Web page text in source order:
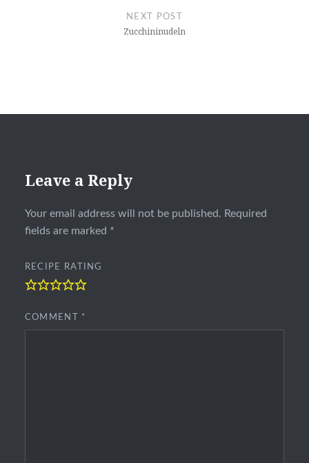
NEXT POST
Zucchininudeln
Leave a Reply
Your email address will not be published. Required
fields are marked *
RECIPE RATING
COMMENT *